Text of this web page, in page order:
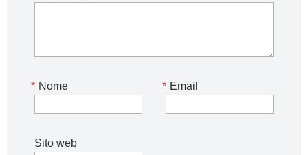
Nome
* Email
*
Sito web